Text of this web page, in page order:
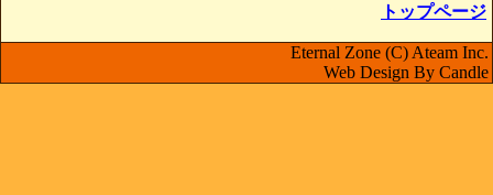
トップページ
Eternal Zone (C) Ateam Inc.
Web Design By Candle